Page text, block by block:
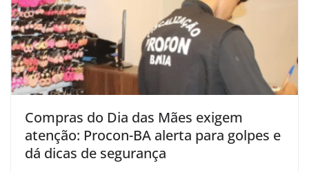
Compras do Dia das Mães exigem
atenção: Procon-BA alerta para golpes e
dá dicas de segurança